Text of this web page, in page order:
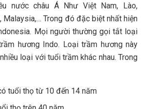
nước châu Á Như Việt Nam, Lào,
Malaysia,… Trong đó đặc biệt nhất hiện
Mọi người thường gọi tắt loại
hương Indo. Loại trầm hương này
loại với tuổi trầm khác nhau. Trong
tuổi thọ từ 10 đến 14 năm